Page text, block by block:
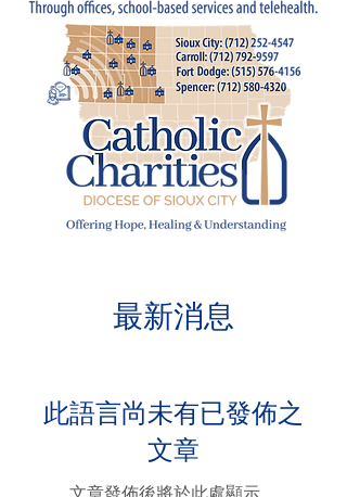
最新消息
此語言尚未有已發佈之
文章
文章發佈後將於此處顯示。